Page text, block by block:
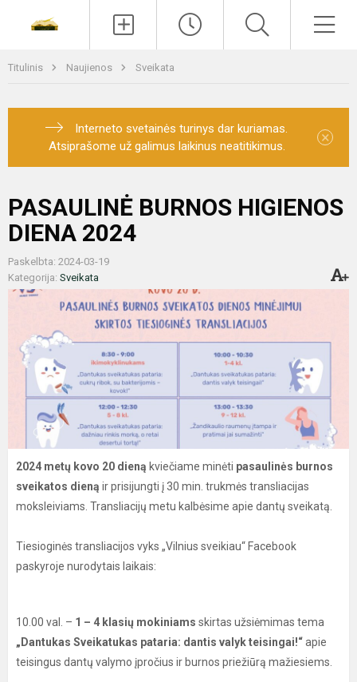
Titulinis Naujienos Sveikata
Interneto svetainės turinys dar kuriamas.
Atsiprašome už galimus laikinus neatitikimus.
×
PASAULINĖ BURNOS HIGIENOS
DIENA 2024
Paskelbta: 2024-03-19
Kategorija: Sveikata
2024 metų kovo 20 dieną kviečiame minėti pasaulinės burnos
sveikatos dieną ir prisijungti į 30 min. trukmės transliacijas
moksleiviams. Transliacijų metu kalbėsime apie dantų sveikatą.
Tiesioginės transliacijos vyks „Vilnius sveikiau“ Facebook
paskyroje nurodytais laikais:
10.00 val. – 1 – 4 klasių mokiniams skirtas užsiėmimas tema
„Dantukas Sveikatukas pataria: dantis valyk teisingai!“apie
teisingus dantų valymo įpročius ir burnos priežiūrą mažiesiems.